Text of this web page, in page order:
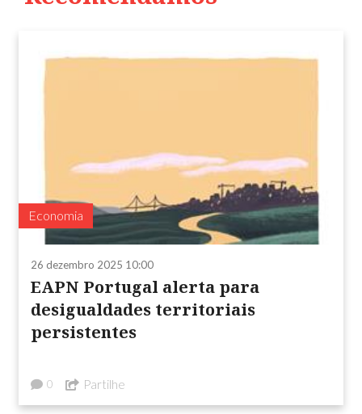
Economia
26 dezembro 2025 10:00
EAPN Portugal alerta para
desigualdades territoriais
persistentes
0 Partilhe